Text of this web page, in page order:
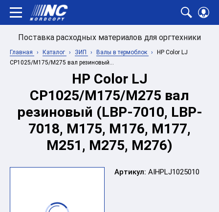
Поставка расходных материалов для оргтехники
Главная Каталог ЗИП Валы в термоблок
HP Color LJ
CP1025/M175/M275 вал резиновый...
HP Color LJ
CP1025/M175/M275 вал
резиновый (LBP-7010, LBP-
7018, M175, M176, M177,
M251, M275, M276)
Артикул: AIHPLJ1025010